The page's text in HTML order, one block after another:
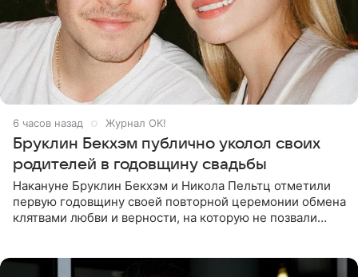
6 часов назад Журнал OK!
Бруклин Бекхэм публично уколол своих
родителей в годовщину свадьбы
Накануне Бруклин Бекхэм и Никола Пельтц отметили
первую годовщину своей повторной церемонии обмена
клятвами любви и верности, на которую не позвали